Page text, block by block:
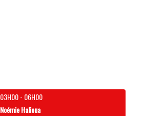
03H00- 06H00
Noémie Halioua